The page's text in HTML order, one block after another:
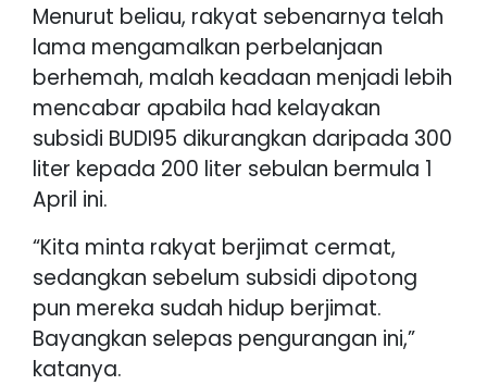
Menurut beliau, rakyat sebenarnya telah
lama mengamalkan perbelanjaan
berhemah, malah keadaan menjadi lebih
mencabar apabila had kelayakan
subsidi BUDI95 dikurangkan daripada 300
liter kepada 200 liter sebulan bermula 1
April ini.
“Kita minta rakyat berjimat cermat,
sedangkan sebelum subsidi dipotong
pun mereka sudah hidup berjimat.
Bayangkan selepas pengurangan ini,”
katanya.